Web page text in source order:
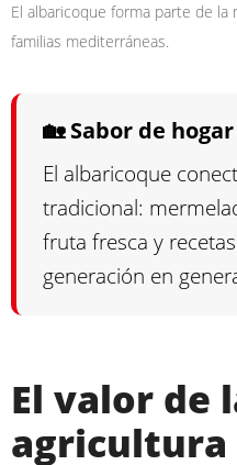
El albaricoque forma parte de
familias mediterráneas.
🏡 Sabor de hogar
El albaricoque
tradicional:
fruta fresca y
generación en
El valor de
agricultura